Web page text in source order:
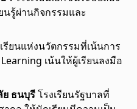
นรู้ผ่านกิจกรรมและ
รียนแห่งนวัตกรรมที่เน้นการ
เน้นให้ผู้เรียนลงมือ
ย ธนบุรีโรงเรียนรัฐบาลที่